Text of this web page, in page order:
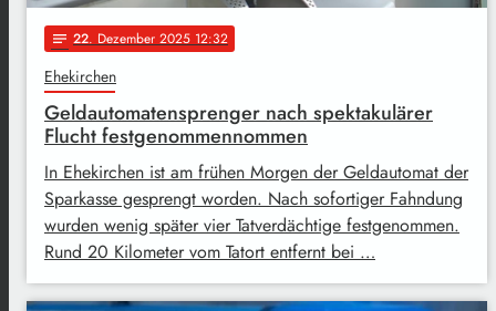
notes 22. Dezember 2025 12:32
Ehekirchen
Geldautomatensprenger nach spektakulärer
Flucht festgenommennommen
In Ehekirchen ist am frühen Morgen der Geldautomat der
Sparkasse gesprengt worden. Nach sofortiger Fahndung
wurden wenig später vier Tatverdächtige festgenommen.
Rund 20 Kilometer vom Tatort entfernt bei …